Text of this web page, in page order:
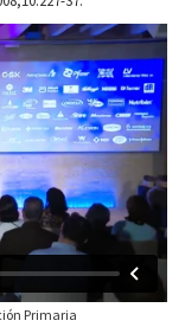
Primaria